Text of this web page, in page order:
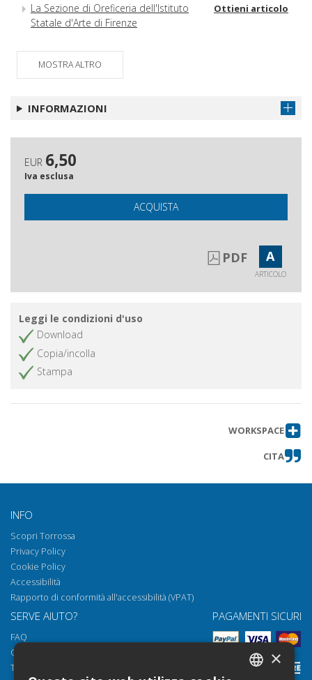
La Sezione di Oreficeria dell'Istituto
Statale d'Arte di Firenze
Ottieni articolo
MOSTRA ALTRO
INFORMAZIONI
EUR 6,50
Iva esclusa
ACQUISTA
PDF A
ARTICOLO
Leggi le condizioni d'uso
Download
Copia/incolla
Stampa
WORKSPACE
CITA
INFO
Scopri Torrossa
Privacy Policy
Cookie Policy
Accessibilità
Rapporto di conformità all'accessibilità (VPAT)
SERVE AIUTO?
FAQ
Come aprire i nostri documenti
Torrossa Reader
PAGAMENTI SICURI
×